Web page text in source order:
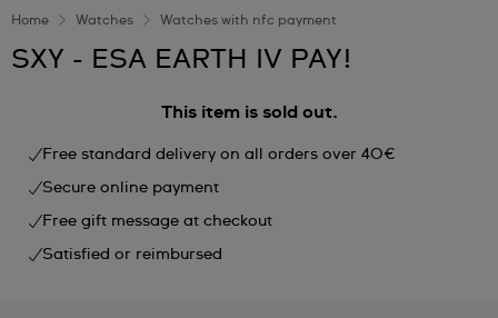
Home Watches Watches with nfc payment
SXY - ESA EARTH IV PAY!
This item is sold out.
Free standard delivery on all orders over 40€
Secure online payment
Free gift message at checkout
Satisfied or reimbursed